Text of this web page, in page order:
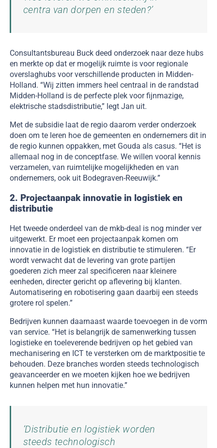
centra van dorpen en steden?’
Consultantsbureau Buck deed onderzoek naar deze hubs
en merkte op dat er mogelijk ruimte is voor regionale
overslaghubs voor verschillende producten in Midden-
Holland. “Wij zitten immers heel centraal in de randstad
Midden-Holland is de perfecte plek voor fijnmazige,
elektrische stadsdistributie,” legt Jan uit.
Met de subsidie laat de regio daarom verder onderzoek
doen om te leren hoe de gemeenten en ondernemers dit in
de regio kunnen oppakken, met Gouda als casus. “Het is
allemaal nog in de conceptfase. We willen vooral kennis
verzamelen, van ruimtelijke mogelijkheden en van
ondernemers, ook uit Bodegraven-Reeuwijk.”
2. Projectaanpak innovatie in logistiek en
distributie
Het tweede onderdeel van de mkb-deal is nog minder ver
uitgewerkt. Er moet een projectaanpak komen om
innovatie in de logistiek en distributie te stimuleren. “Er
wordt verwacht dat de levering van grote partijen
goederen zich meer zal specificeren naar kleinere
eenheden, directer gericht op aflevering bij klanten.
Automatisering en robotisering gaan daarbij een steeds
grotere rol spelen.”
Bedrijven kunnen daarnaast waarde toevoegen in de vorm
van service. “Het is belangrijk de samenwerking tussen
logistieke en toeleverende bedrijven op het gebied van
mechanisering en ICT te versterken om de marktpositie te
behouden. Deze branches worden steeds technologisch
geavanceerder en we moeten kijken hoe we bedrijven
kunnen helpen met hun innovatie.”
‘Distributie en logistiek worden
steeds technologisch